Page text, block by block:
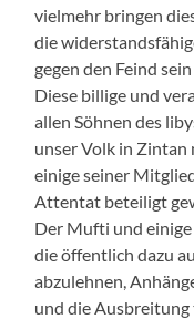
vielmehr bringen
die
gegen den Feind
Diese billige und
allen Söhnen des
unser Volk in Zintan
einige seiner
Attentat beteiligt
Der Mufti und einige
die öffentlich dazu
abzulehnen,
und die